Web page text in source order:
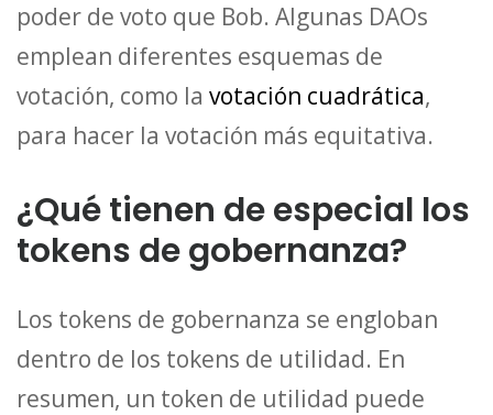
poder de voto que Bob. Algunas DAOs
emplean diferentes esquemas de
votación, como la votación cuadrática,
para hacer la votación más equitativa.
¿Qué tienen de especial los
tokens de gobernanza?
Los tokens de gobernanza se engloban
dentro de los tokens de utilidad. En
resumen, un token de utilidad puede